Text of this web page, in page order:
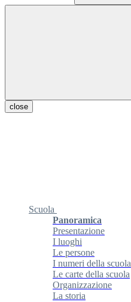
close
Scuola
Panoramica
Presentazione
I luoghi
Le persone
I numeri della scuola
Le carte della scuola
Organizzazione
La storia